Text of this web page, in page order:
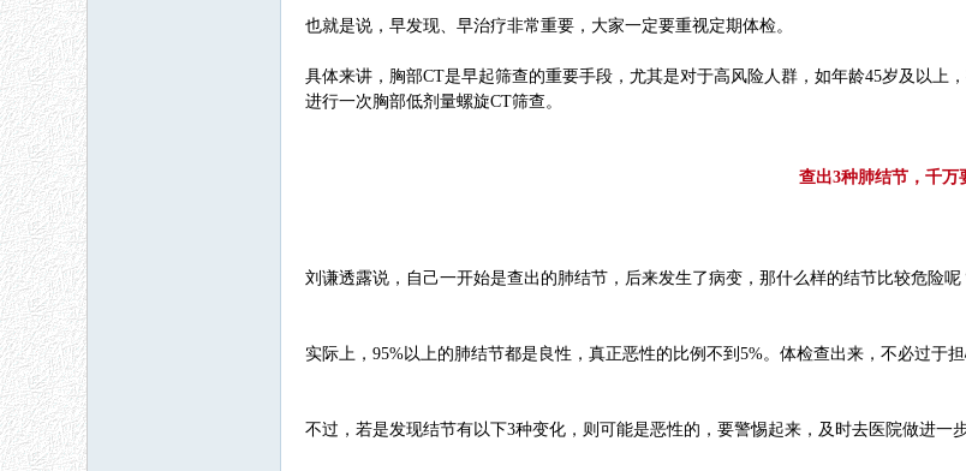
也就是说，早发现、早治疗非常重要，大家一定要重视定期体检。
具体来讲，胸部CT是早起筛查的重要手段，尤其是对于高风险人群，如年龄45岁及以
进行一次胸部低剂量螺旋CT筛查。
查出3种肺结节，千万
刘谦透露说，自己一开始是查出的肺结节，后来发生了病变，那什么样的结节比较危险呢
实际上，95%以上的肺结节都是良性，真正恶性的比例不到5%。体检查出来，不必过于
不过，若是发现结节有以下3种变化，则可能是恶性的，要警惕起来，及时去医院做进一步